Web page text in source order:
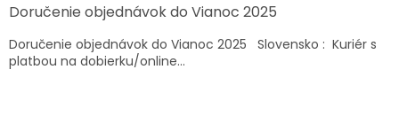
Doručenie objednávok do Vianoc 2025
Doručenie objednávok do Vianoc 2025 Slovensko : Kuriér s
platbou na dobierku/online...